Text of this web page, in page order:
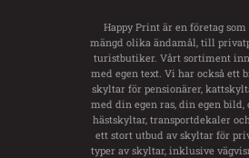
Happy Print är en företag
mängd olika ändamål, till
turistbutiker. Vårt sortiment
med egen text. Vi har också ett
skyltar för pensionärer,
med din egen ras, din egen
hästskyltar, transportdekaler
ett stort utbud av skyltar för
typer av skyltar, inklusive